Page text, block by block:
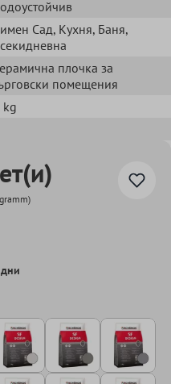
Сад, Кухня, Баня,
плочка за
помещения
kg